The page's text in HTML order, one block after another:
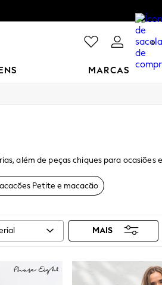
0
MARCAS
além de peças chiques para ocasiões
Petite e macacão
MAIS